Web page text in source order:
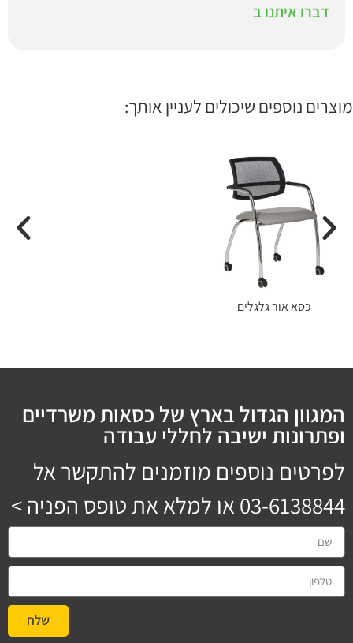
דברו איתנו ב
מוצרים נוספים שיכולים לעניין אותך:
כסא אור גלגלים
המגוון הגדול בארץ של כסאות משרדיים
ופתרונות ישיבה לחללי עבודה
לפרטים נוספים מוזמנים להתקשר אל
03-6138844 או למלא את טופס הפניה >
שלח